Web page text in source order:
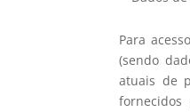
Para
(sendo
atuais de
fornecidos